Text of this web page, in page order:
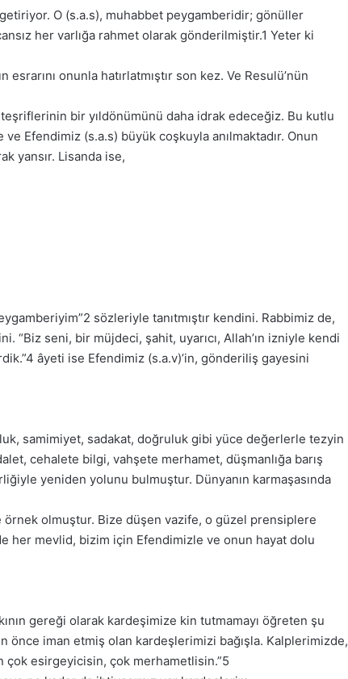
O (s.a.s), muhabbet peygamberidir; gönüller
her varlığa rahmet olarak gönderilmiştir.1 Yeter ki
onunla hatırlatmıştır son kez. Ve Resulü’nün
bir yıldönümünü daha idrak edeceğiz. Bu kutlu
Efendimiz (s.a.s) büyük coşkuyla anılmaktadır. Onun
yansır. Lisanda ise,
sözleriyle tanıtmıştır kendini. Rabbimiz de,
seni, bir müjdeci, şahit, uyarıcı, Allah’ın izniyle kendi
âyeti ise Efendimiz (s.a.v)’in, gönderiliş gayesini
samimiyet, sadakat, doğruluk gibi yüce değerlerle tezyin
cehalete bilgi, vahşete merhamet, düşmanlığa barış
yeniden yolunu bulmuştur. Dünyanın karmaşasında
olmuştur. Bize düşen vazife, o güzel prensiplere
her mevlid, bizim için Efendimizle ve onun hayat dolu
gereği olarak kardeşimize kin tutmamayı öğreten şu
önce iman etmiş olan kardeşlerimizi bağışla. Kalplerimizde,
çok esirgeyicisin, çok merhametlisin.”5